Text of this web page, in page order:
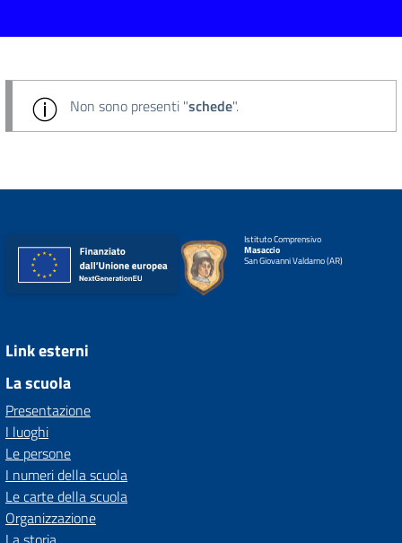
Non sono presenti "schede".
Istituto Comprensivo
Masaccio
San Giovanni Valdarno (AR)
Link esterni
La scuola
Presentazione
I luoghi
Le persone
I numeri della scuola
Le carte della scuola
Organizzazione